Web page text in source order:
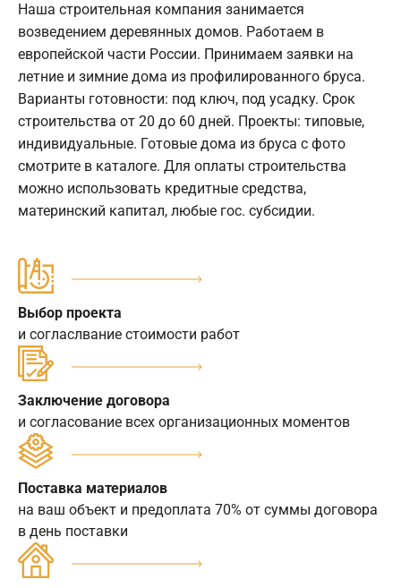
Наша строительная компания занимается
возведением деревянных домов. Работаем в
европейской части России. Принимаем заявки на
летние и зимние дома из профилированного бруса.
Варианты готовности: под ключ, под усадку. Срок
строительства от 20 до 60 дней. Проекты: типовые,
индивидуальные. Готовые дома из бруса с фото
смотрите в каталоге. Для оплаты строительства
можно использовать кредитные средства,
материнский капитал, любые гос. субсидии.
Выбор проекта
и согласлвание стоимости работ
Заключение договора
и согласование всех организационных моментов
Поставка материалов
на ваш объект и предоплата 70% от суммы договора
в день поставки